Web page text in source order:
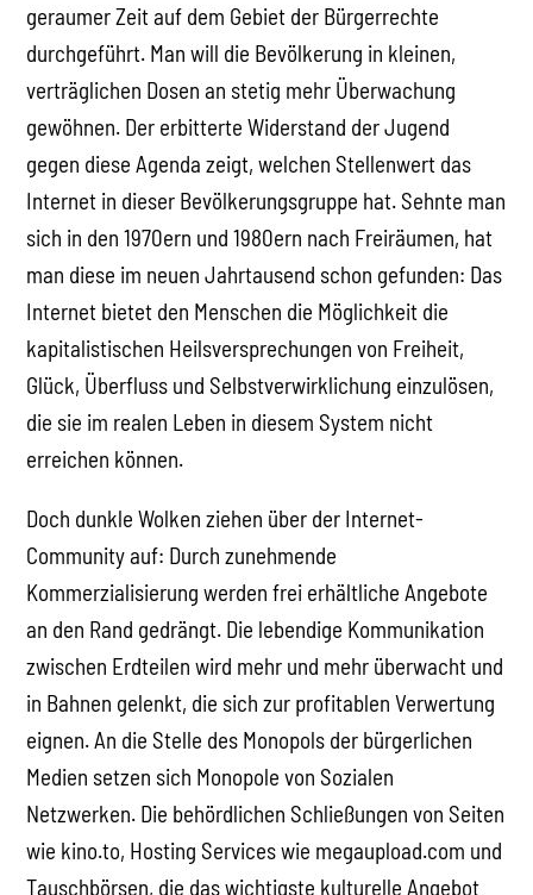
geraumer Zeit auf dem Gebiet der Bürgerrechte
durchgeführt. Man will die Bevölkerung in kleinen,
verträglichen Dosen an stetig mehr Überwachung
gewöhnen. Der erbitterte Widerstand der Jugend
gegen diese Agenda zeigt, welchen Stellenwert das
Internet in dieser Bevölkerungsgruppe hat. Sehnte man
sich in den 1970ern und 1980ern nach Freiräumen, hat
man diese im neuen Jahrtausend schon gefunden: Das
Internet bietet den Menschen die Möglichkeit die
kapitalistischen Heilsversprechungen von Freiheit,
Glück, Überfluss und Selbstverwirklichung einzulösen,
die sie im realen Leben in diesem System nicht
erreichen können.
Doch dunkle Wolken ziehen über der Internet-
Community auf: Durch zunehmende
Kommerzialisierung werden frei erhältliche Angebote
an den Rand gedrängt. Die lebendige Kommunikation
zwischen Erdteilen wird mehr und mehr überwacht und
in Bahnen gelenkt, die sich zur profitablen Verwertung
eignen. An die Stelle des Monopols der bürgerlichen
Medien setzen sich Monopole von Sozialen
Netzwerken. Die behördlichen Schließungen von Seiten
wie kino.to, Hosting Services wie megaupload.com und
Tauschbörsen, die das wichtigste kulturelle Angebot